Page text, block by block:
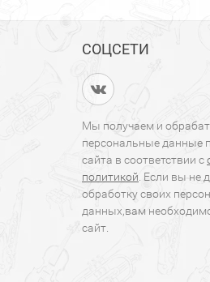
СОЦСЕТИ
Мы получаем и
персональные данные
сайта в соответствии с
политикой . Если вы не
обработку своих
данных,вам
сайт.